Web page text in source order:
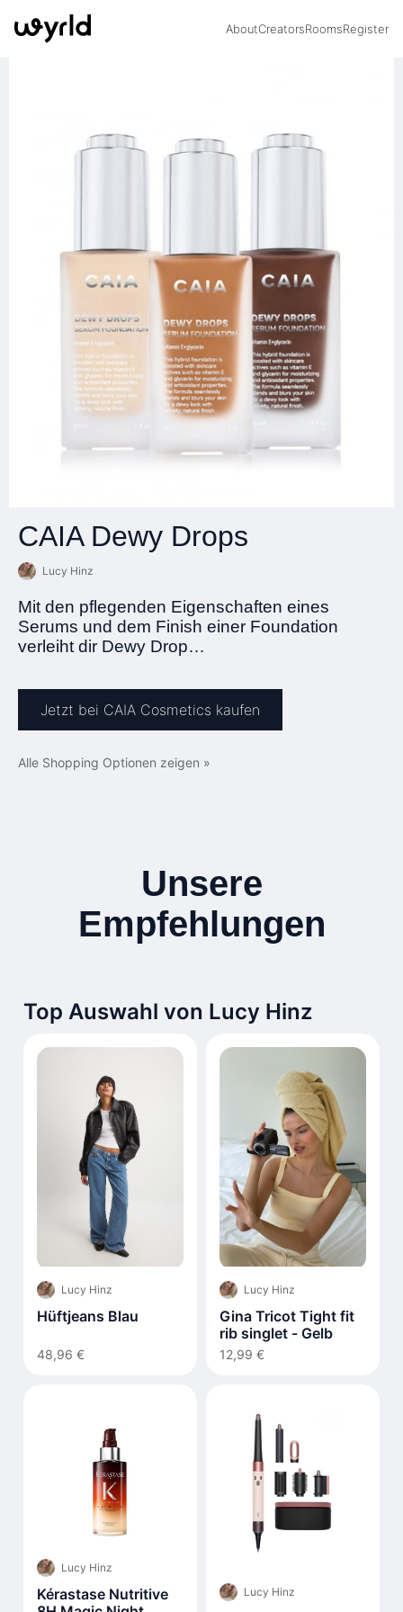
AboutCreatorsRoomsRegister
CAIA Dewy Drops
Lucy Hinz
Mit den pflegenden Eigenschaften eines
Serums und dem Finish einer Foundation
verleiht dir Dewy Drop…
Jetzt bei CAIA Cosmetics kaufen
Alle Shopping Optionen zeigen »
Unsere
Empfehlungen
Top Auswahl von Lucy Hinz
Lucy Hinz
Hüftjeans Blau
48,96 €
Lucy Hinz
Gina Tricot Tight fit
rib singlet - Gelb
12,99 €
Lucy Hinz
Kérastase Nutritive
Lucy Hinz